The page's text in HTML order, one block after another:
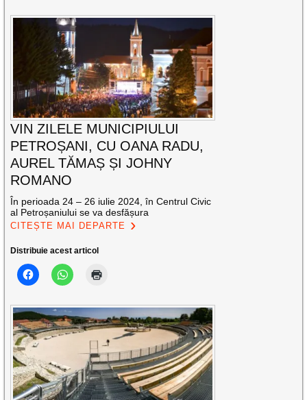
VIN ZILELE MUNICIPIULUI
PETROȘANI, CU OANA RADU,
AUREL TĂMAȘ ȘI JOHNY
ROMANO
În perioada 24 – 26 iulie 2024, în Centrul Civic
al Petroșaniului se va desfășura
CITEȘTE MAI DEPARTE
Distribuie acest articol